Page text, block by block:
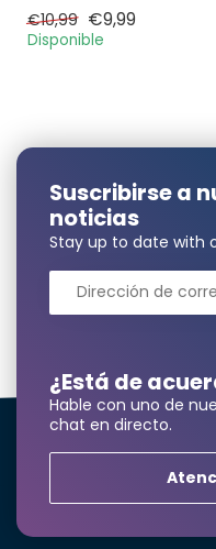
€10,99 €9,99
Disponible
Nombre y apellidos*
¿Está de
Hable con uno de
chat en directo.
Suscribirse a
noticias
Stay up to date with